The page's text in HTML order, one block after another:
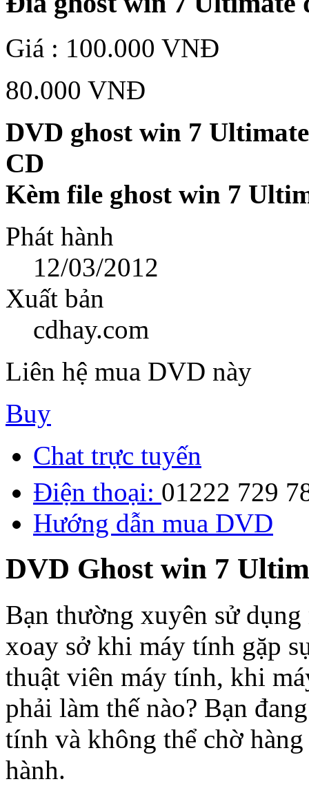
Giá : 100.000 VNĐ
80.000 VNĐ
DVD ghost win 7
CD
Kèm file ghost win 7
Phát hành
12/03/2012
Xuất bản
cdhay.com
Liên hệ mua DVD này
Buy
Chat trực tuyến
Điện thoại: 01222 729
Hướng dẫn mua DVD
DVD Ghost win 7
Bạn thường xuyên sử
xoay sở khi máy tính gặp
thuật viên máy tính, khi
phải làm thế nào? Bạn
tính và không thể chờ
hành.